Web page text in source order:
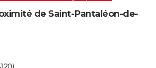
de Saint-Pantaléon-de-